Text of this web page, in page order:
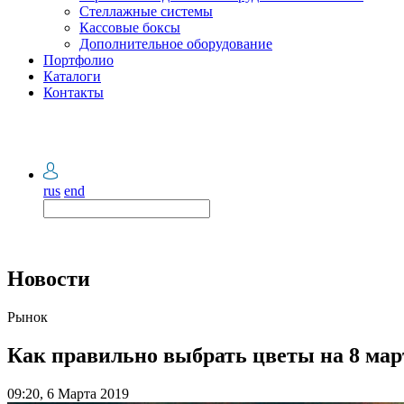
Стеллажные системы
Кассовые боксы
Дополнительное оборудование
Портфолио
Каталоги
Контакты
rus end
Новости
Рынок
Как правильно выбрать цветы на 8
09:20, 6 Марта 2019